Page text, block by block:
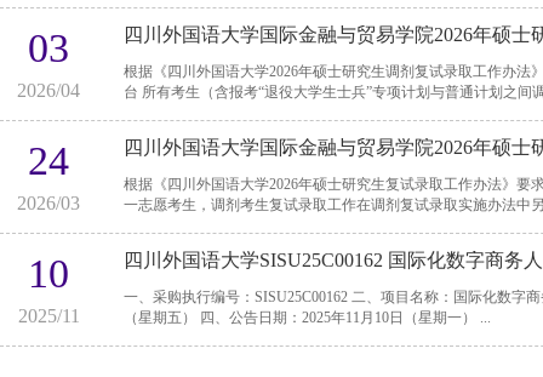
03
2026/04
四川外国语大学国际金融与贸易学院2026年硕
根据《四川外国语大学2026年硕士研究生调剂复试录取工作办法》，结
台 所有考生（含报考“退役大学生士兵”专项计划与普通计划之间
24
2026/03
四川外国语大学国际金融与贸易学院2026年硕
根据《四川外国语大学2026年硕士研究生复试录取工作办法》要求，结合我
10
2025/11
四川外国语大学SISU25C00162 国际化数字商务
一、采购执行编号：SISU25C00162 二、项目名称：国际化数字商务人才培养基地课程 三、评审日期：2025年11月7日
（星期五） 四、公告日期：2025年11月10日（星期一） ...